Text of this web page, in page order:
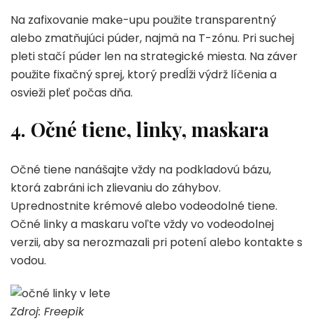
Na zafixovanie make-upu použite transparentný
alebo zmatňujúci púder, najmä na T-zónu. Pri suchej
pleti stačí púder len na strategické miesta. Na záver
použite fixačný sprej, ktorý predĺži výdrž líčenia a
osvieži pleť počas dňa.
4. Očné tiene, linky, maskara
Očné tiene nanášajte vždy na podkladovú bázu,
ktorá zabráni ich zlievaniu do záhybov.
Uprednostnite krémové alebo vodeodolné tiene.
Očné linky a maskaru voľte vždy vo vodeodolnej
verzii, aby sa nerozmazali pri potení alebo kontakte s
vodou.
Zdroj: Freepik